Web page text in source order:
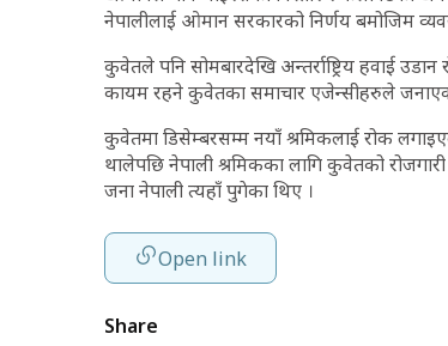
नेपालीलाई ओमान सरकारको निर्णय बमोजिम
कुवेतले पनि सोमबारदेखि अन्तर्राष्ट्रिय हवाई
कायम रहने कुवेतका समाचार एजेन्सीहरुले
कुवेतमा डिसेम्बरसम्म नयाँ श्रमिकलाई रोक
थालेपछि नेपाली श्रमिकका लागि कुवेतको
जना नेपाली त्यहाँ पुगेका थिए ।
Open link
Share